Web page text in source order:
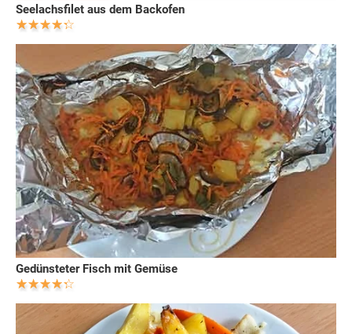
Seelachsfilet aus dem Backofen
Gedünsteter Fisch mit Gemüse